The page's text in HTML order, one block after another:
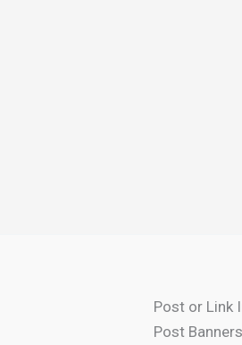
Post or Link
Post Banners